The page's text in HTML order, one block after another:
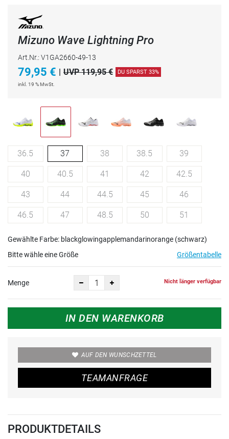
Mizuno Wave Lightning Pro
Art.Nr.: V1GA2660-49-13
79,95 € | UVP 119,95 € DU SPARST 33%
inkl. 19 % MwSt.
36.5 37 38 38.5 39
40 40.5 41 42 42.5
43 44 44.5 45 46
46.5 47 48.5 50 51
Gewählte Farbe: blackglowingapplemandarinorange (schwarz)
Bitte wähle eine Größe
Größentabelle
Menge Nicht länger verfügbar
IN DEN WARENKORB
AUF DEN WUNSCHZETTEL
TEAMANFRAGE
PRODUKTDETAILS